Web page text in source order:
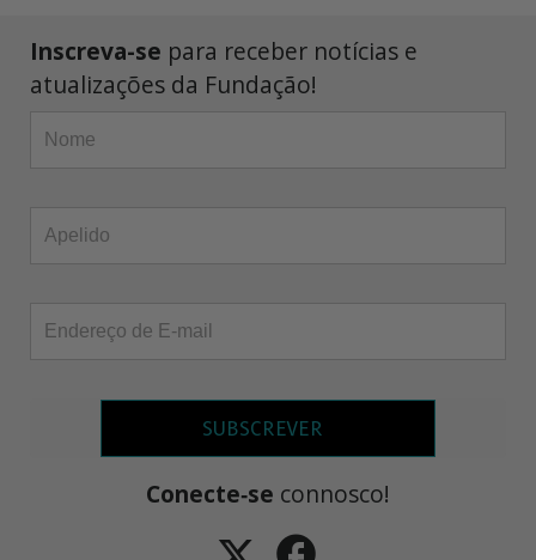
Inscreva-se para receber notícias e
atualizações da Fundação!
SUBSCREVER
Conecte‑se connosco!